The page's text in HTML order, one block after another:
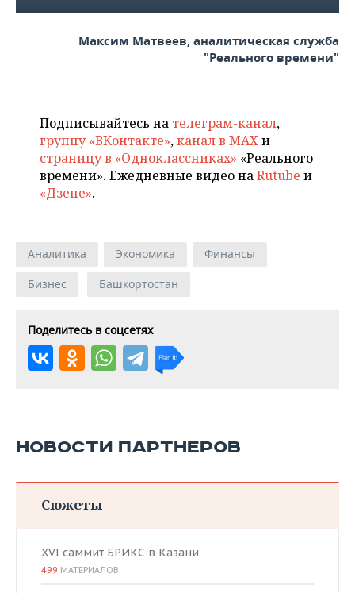
185,78
393,99
АО
«АльфаСтрахование»
20
017,72
55
578,31
САО «ВСК»
12
376,51
47
605,89
0,26
ООО «СК КАРДИФ»
4
27
0,16
Максим Матвеев, аналитическая служба
"Реального времени"
Подписывайтесь на телеграм-канал,
группу «ВКонтакте»,канал в MAXи
страницу в «Одноклассниках» «Реального
времени». Ежедневные видео наRutube и
«Дзене».
Аналитика Экономика
Финансы
Бизнес
Башкортостан
Поделитесь в соцсетях
НОВОСТИ ПАРТНЕРОВ
Сюжеты
XVI саммит БРИКС в Казани
499 МАТЕРИАЛОВ